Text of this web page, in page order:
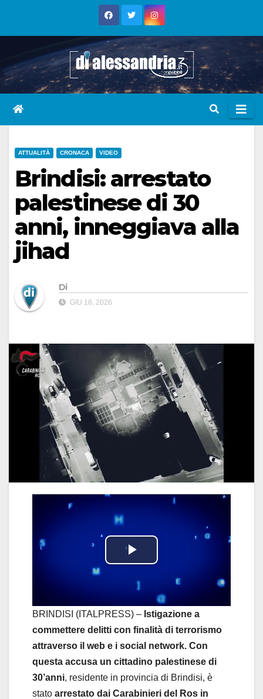
ATTUALITÀ CRONACA VIDEO
Brindisi: arrestato
palestinese di 30
anni, inneggiava alla
jihad
Di
GIU 18, 2026
P
l
a
y
V
BRINDISI (ITALPRESS) – Istigazione a
commettere delitti con finalità di terrorismo
attraverso il web e i social network. Con
questa accusa un cittadino palestinese di
30’anni, residente in provincia di Brindisi, è
stato arrestato dai Carabinieri del Ros in